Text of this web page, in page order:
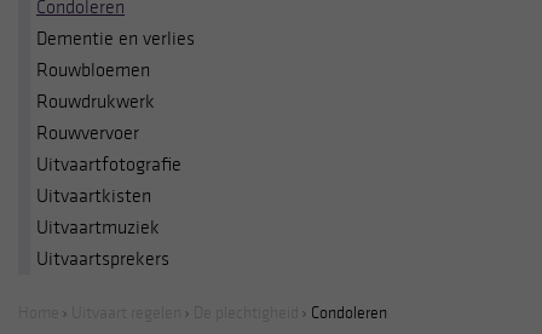
Condoleren
Dementie en verlies
Rouwbloemen
Rouwdrukwerk
Rouwvervoer
Uitvaartfotografie
Uitvaartkisten
Uitvaartmuziek
Uitvaartsprekers
Condoleren